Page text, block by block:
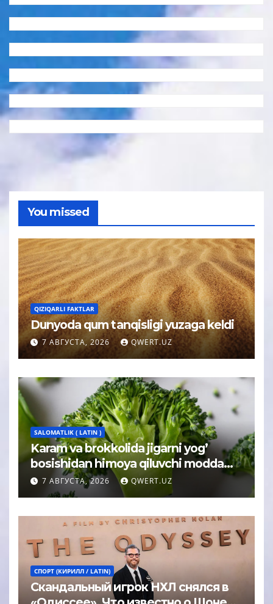
You missed
QIZIQARLI FAKTLAR
Dunyoda qum tanqisligi yuzaga keldi
7 АВГУСТА, 2026 QWERT.UZ
SALOMATLIK ( LATIN )
Karam va brokkolida jigarni yog’
bosishidan himoya qiluvchi modda
topildi
7 АВГУСТА, 2026 QWERT.UZ
СПОРТ (КИРИЛЛ / LATIN)
Скандальный игрок НХЛ снялся в